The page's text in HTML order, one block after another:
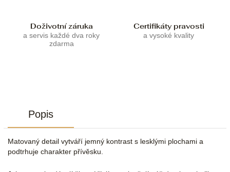
Doživotní záruka
a servis každé dva roky
zdarma
Certifikáty pravosti
a vysoké kvality
Popis
Matovaný detail vytváří jemný kontrast s lesklými plochami a
podtrhuje charakter přívěsku.